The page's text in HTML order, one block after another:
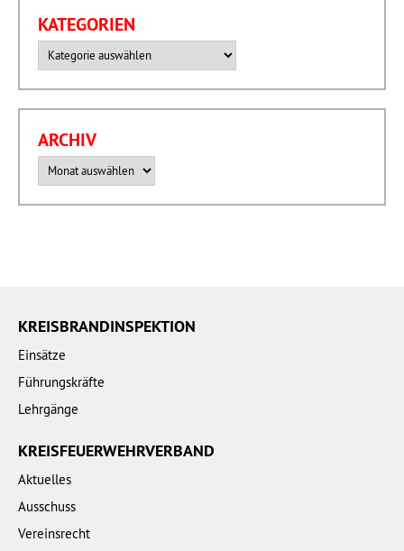
KATEGORIEN
ARCHIV
KREISBRANDINSPEKTION
Einsätze
Führungskräfte
Lehrgänge
KREISFEUERWEHRVERBAND
Aktuelles
Ausschuss
Vereinsrecht